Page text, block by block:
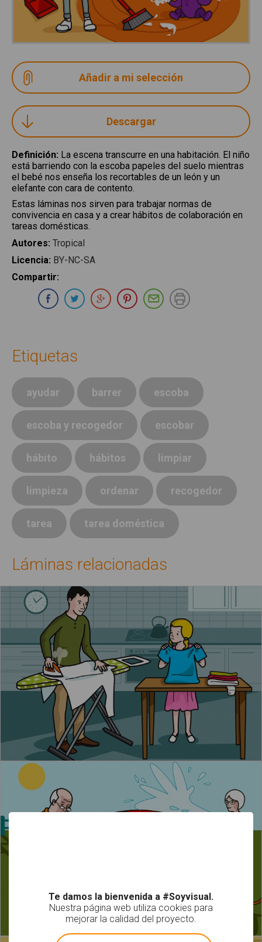
Descargar
Definición: La escena transcurre en una habitación. El niño
está barriendo con la escoba papeles del suelo mientras
el bebé nos enseña los recortables de un león y un
elefante con cara de contento.
Estas láminas nos sirven para trabajar normas de
convivencia en casa y a crear hábitos de colaboración en
tareas domésticas.
Autores: Tropical
Licencia: BY-NC-SA
Compartir:
Compartir en Whatsapp
Compartir en Facebook
Compartir en Twitter
Compartir en Google Plus
Compartir en Pinterest
Compartir por E-
Etiquetas
ayudar barrer escoba
escoba y recogedor escobar
hábito hábitos limpiar
limpieza ordenar recogedor
tarea tarea doméstica
Láminas relacionadas
Te damos la bienvenida a #Soyvisual.
Nuestra página web utiliza cookies para
mejorar la calidad del proyecto.
! Not valid!